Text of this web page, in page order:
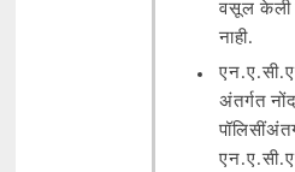
वसूल
नाही.
अंतर्गत